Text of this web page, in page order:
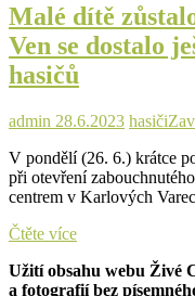
Malé dítě
Ven se dostalo
hasičů
admin 28.6.2023 hasiči
V pondělí (26. 6.) krátce
při otevření
centrem v Karlových
Čtěte víceMalé
zůstalo
v
Užití obsahu webu Živé
a fotografií bez